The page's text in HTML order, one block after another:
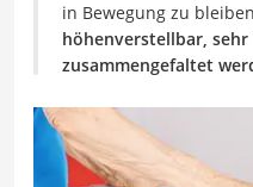
in Bewegung zu
höhenverstellbar,
zusammengefaltet